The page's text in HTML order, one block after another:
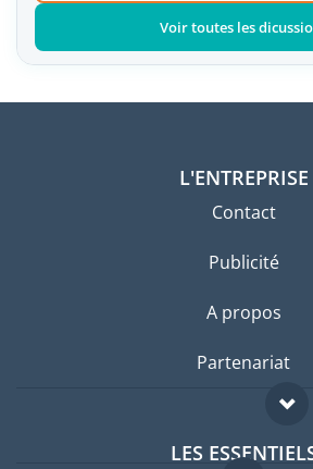
Voir toutes les
L'ENTREPRISE
Contact
Publicité
A propos
Partenariat
LES